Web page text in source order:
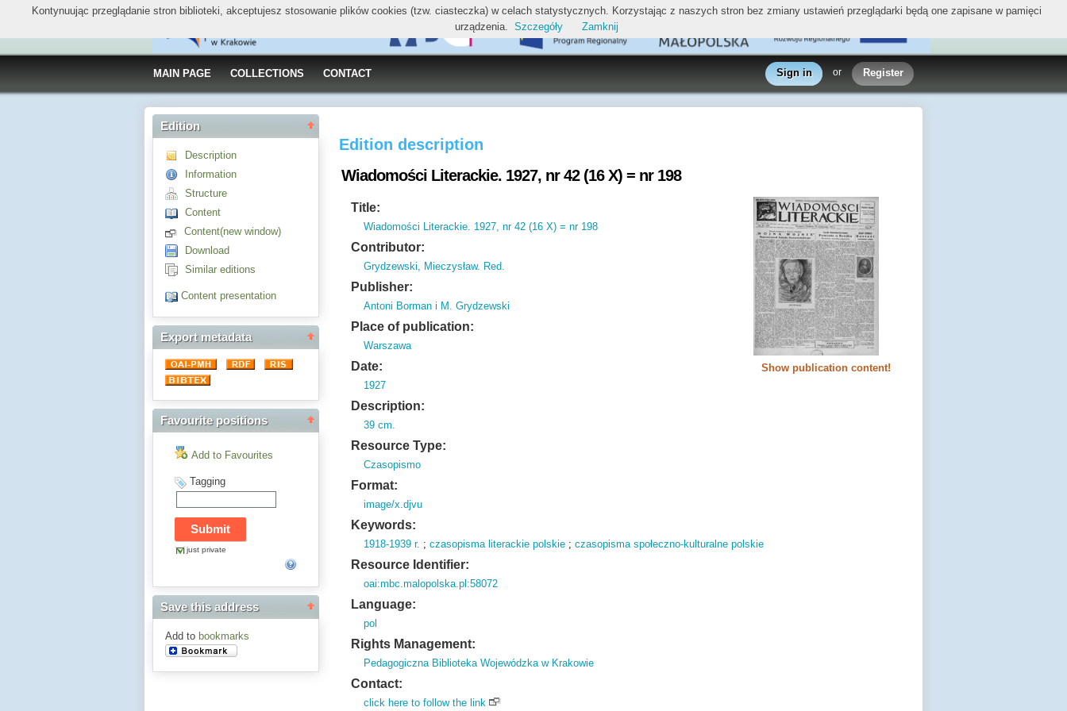
MAIN PAGE COLLECTIONS CONTACT Sign in or Register
Edition
Description
Information
Structure
Content
Content(new window)
Download
Similar editions
Content presentation
Export metadata
Favourite positions
Add to Favourites
Tagging
just private
Save this address
Add to bookmarks
Edition description
Wiadomości Literackie. 1927, nr 42 (16 X) = nr 198
Show publication content!
Title:
Wiadomości Literackie. 1927, nr 42 (16 X) = nr 198
Contributor:
Grydzewski, Mieczysław. Red.
Publisher:
Antoni Borman i M. Grydzewski
Place of publication:
Warszawa
Date:
1927
Description:
39 cm.
Resource Type:
Czasopismo
Format:
image/x.djvu
Keywords:
1918-1939 r. ;czasopisma literackie polskie ;czasopisma społeczno-kulturalne polskie
Resource Identifier:
oai:mbc.malopolska.pl:58072
Language:
pol
Rights Management:
Pedagogiczna Biblioteka Wojewódzka w Krakowie
Contact:
click here to follow the link
Kontynuując przeglądanie stron biblioteki, akceptujesz stosowanie plików cookies (tzw. ciasteczka) w celach statystycznych. Korzystając z naszych stron bez zmiany ustawień przeglądarki będą one zapisane w pamięci
urządzenia. Szczegóły Zamknij